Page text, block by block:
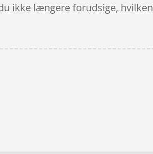
ikke længere forudsige, hvilken